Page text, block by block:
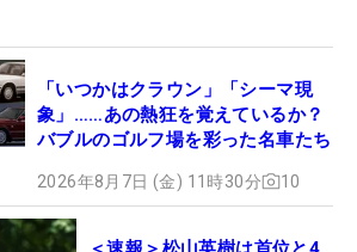
「いつかはクラウン」「シーマ現
象」……あの熱狂を覚えているか？
バブルのゴルフ場を彩った名車たち
2026年8月7日 (金) 11時30分 10